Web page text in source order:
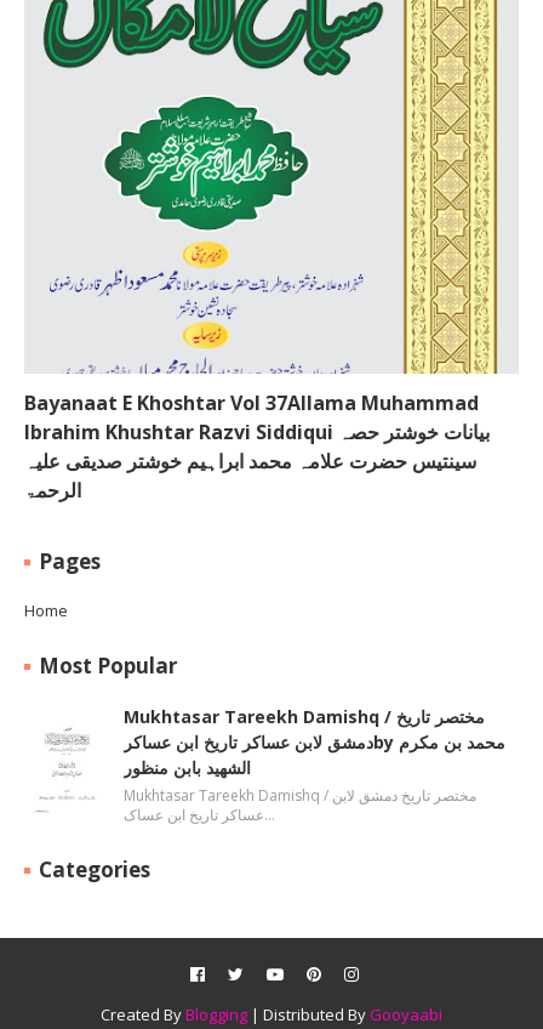
Bayanaat E Khoshtar Vol 37Allama Muhammad
Ibrahim Khushtar Razvi Siddiqui بیانات خوشتر حصہ
سینتیس حضرت علامہ محمد ابراہیم خوشتر صدیقی علیہ
الرحمۃ
Pages
Home
Most Popular
Mukhtasar Tareekh Damishq ‎/ مختصر تاریخ
دمشق لابن عساکر تاریخ ابن عساکرby ‎محمد بن مکرم
الشھید بابن منظور
Mukhtasar Tareekh Damishq ‎/ مختصر تاریخ دمشق لابن
عساکر تاریخ ابن عساک…
Categories
Created ByBlogging | Distributed By Gooyaabi